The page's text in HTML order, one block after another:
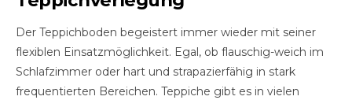
Der Teppichboden begeistert immer wieder mit seiner
flexiblen Einsatzmöglichkeit. Egal, ob flauschig-weich im
Schlafzimmer oder hart und strapazierfähig in stark
frequentierten Bereichen. Teppiche gibt es in vielen